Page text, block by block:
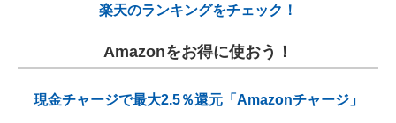
楽天のランキングをチェック！
Amazonをお得に使おう！
現金チャージで最大2.5％還元「Amazonチャージ」